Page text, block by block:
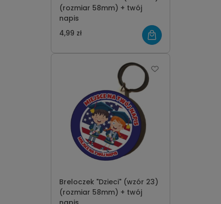
(rozmiar 58mm) + twój
napis
4,99 zł
Breloczek "Dzieci" (wzór 23)
(rozmiar 58mm) + twój